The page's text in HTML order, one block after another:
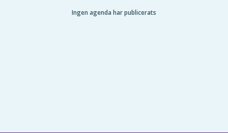
Ingen agenda har publicerats